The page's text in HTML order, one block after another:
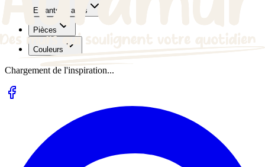
Enfants et ados
Pièces
Couleurs
Chargement de l'inspiration...